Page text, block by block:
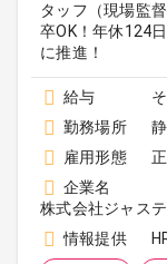
タッフ（現場監
卒OK！年休124
に推進！
給与
勤務場所
雇用形態
企業名
株式会社ジャス
情報提供